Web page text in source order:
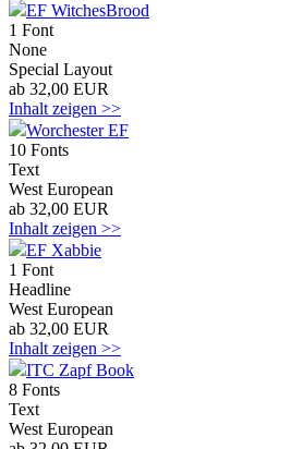
EF WitchesBrood
1 Font
None
Special Layout
ab 32,00 EUR
Inhalt zeigen >>
Worchester EF
10 Fonts
Text
West European
ab 32,00 EUR
Inhalt zeigen >>
EF Xabbie
1 Font
Headline
West European
ab 32,00 EUR
Inhalt zeigen >>
ITC Zapf Book
8 Fonts
Text
West European